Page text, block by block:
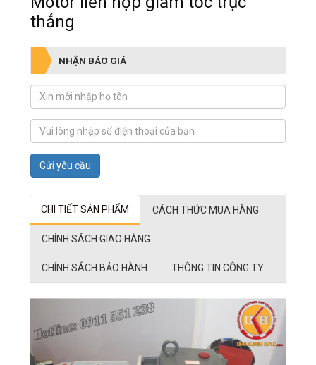
thẳng
NHẬN BÁO GIÁ
Gửi yêu cầu
CHI TIẾT SẢN PHẨM CÁCH THỨC MUA HÀNG
CHÍNH SÁCH GIAO HÀNG
CHÍNH SÁCH BẢO HÀNH THÔNG TIN CÔNG TY